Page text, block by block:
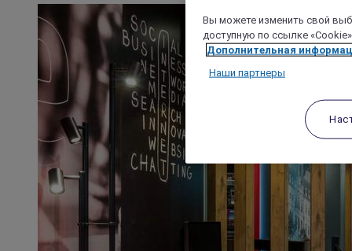
Вы можете изменить свой
доступную по ссылке
Дополнительная
Наши партнеры